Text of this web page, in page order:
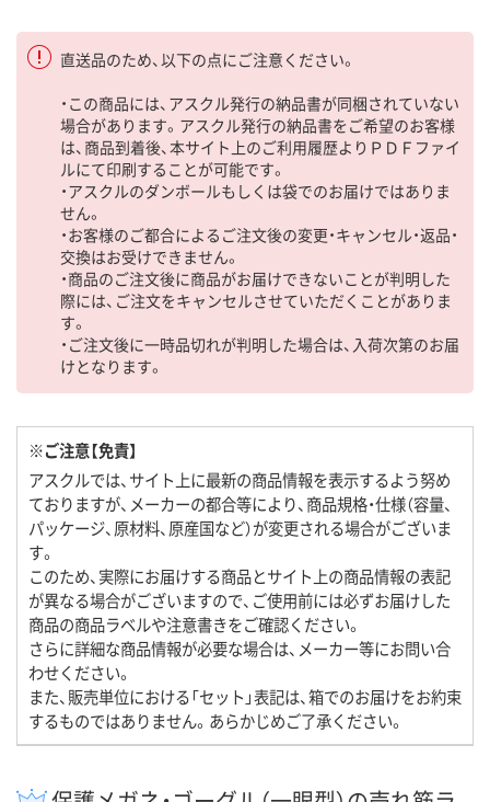
直送品のため、以下の点にご注意ください。
・この商品には、アスクル発行の納品書が同梱されていない
場合があります。アスクル発行の納品書をご希望のお客様
は、商品到着後、本サイト上のご利用履歴よりＰＤＦファイ
ルにて印刷することが可能です。
・アスクルのダンボールもしくは袋でのお届けではありま
せん。
・お客様のご都合によるご注文後の変更・キャンセル・返品・
交換はお受けできません。
・商品のご注文後に商品がお届けできないことが判明した
際には、ご注文をキャンセルさせていただくことがありま
す。
・ご注文後に一時品切れが判明した場合は、入荷次第のお届
けとなります。
※ご注意【免責】
アスクルでは、サイト上に最新の商品情報を表示するよう努め
ておりますが、メーカーの都合等により、商品規格・仕様（容量、
パッケージ、原材料、原産国など）が変更される場合がございま
す。
このため、実際にお届けする商品とサイト上の商品情報の表記
が異なる場合がございますので、ご使用前には必ずお届けした
商品の商品ラベルや注意書きをご確認ください。
さらに詳細な商品情報が必要な場合は、メーカー等にお問い合
わせください。
また、販売単位における「セット」表記は、箱でのお届けをお約束
するものではありません。あらかじめご了承ください。